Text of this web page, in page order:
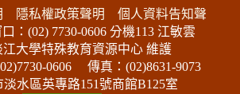
隱私權政策聲明
個人資料告知聲
：(02) 7730-0606 分機113 江敏雲
大學特殊教育資源中心 維護
0606
傳真：(02)8631-9073
淡水區英專路151號商館B125室